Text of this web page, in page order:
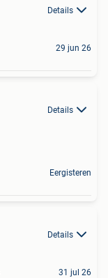
Details
29 jun 26
Details
Eergisteren
Details
31 jul 26